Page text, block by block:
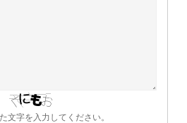
文字を入力してください。